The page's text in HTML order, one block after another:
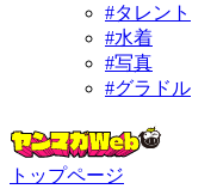
#タレント
#水着
#写真
#グラドル
トップページ